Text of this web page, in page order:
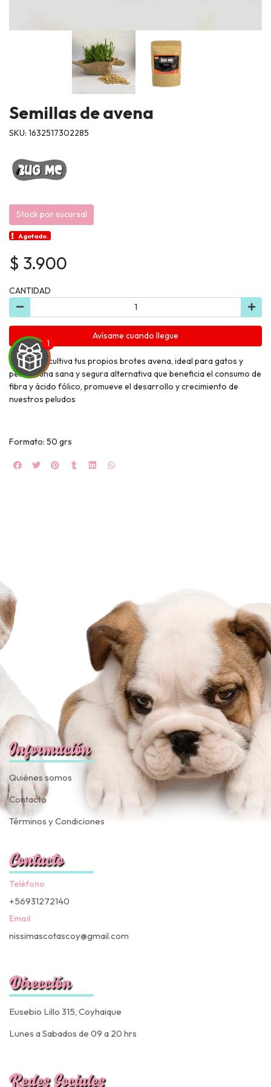
Semillas de avena
SKU: 1632517302285
Stock por sucursal
Agotado.
$ 3.900
CANTIDAD
Avísame cuando llegue
Siembra y cultiva tus propios brotes avena, ideal para gatos y
perros, una sana y segura alternativa que beneficia el consumo de
fibra y ácido fólico, promueve el desarrollo y crecimiento de
nuestros peludos
Formato: 50 grs
Información
Quiénes somos
Contacto
Términos y Condiciones
Contacto
Teléfono
+56931272140
Email
nissimascotascoy@gmail.com
Dirección
Eusebio Lillo 315, Coyhaique
Lunes a Sabados de 09 a 20 hrs
Redes Sociales